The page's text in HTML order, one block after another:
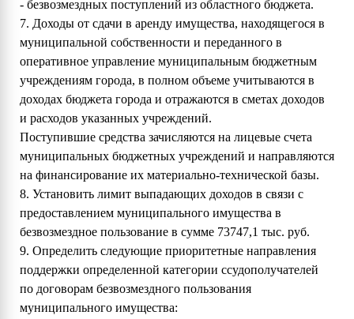
- безвозмездных поступлений из областного бюджета.
7. Доходы от сдачи в аренду имущества, находящегося в
муниципальной собственности и переданного в
оперативное управление муниципальным бюджетным
учреждениям города, в полном объеме учитываются в
доходах бюджета города и отражаются в сметах доходов
и расходов указанных учреждений.
Поступившие средства зачисляются на лицевые счета
муниципальных бюджетных учреждений и направляются
на финансирование их материально-технической базы.
8. Установить лимит выпадающих доходов в связи с
предоставлением муниципального имущества в
безвозмездное пользование в сумме 73747,1 тыс. руб.
9. Определить следующие приоритетные направления
поддержки определенной категории ссудополучателей
по договорам безвозмездного пользования
муниципального имущества: